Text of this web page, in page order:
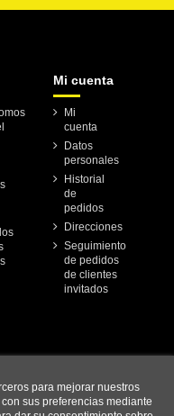
Mi cuenta
Mi
cuenta
Datos
personales
Historial
de
pedidos
Direcciones
Seguimiento
de pedidos
de clientes
invitados
para mejorar nuestros
sus preferencias mediante